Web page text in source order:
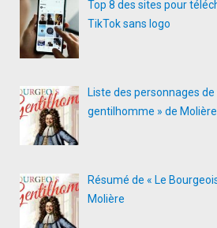
Top 8 des sites pour
TikTok sans logo
Liste des personnages de
gentilhomme » de Molière
Résumé de « Le
Molière